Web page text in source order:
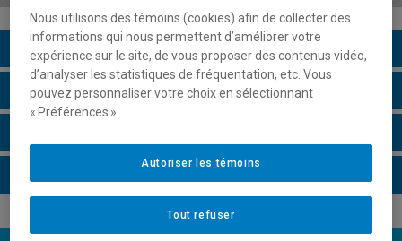
Description du cours
Horaire - Été 2026
Nous utilisons des témoins (cookies) afin de collecter des
informations qui nous permettent d’améliorer votre
expérience sur le site, de vous proposer des contenus vidéo,
d’analyser les statistiques de fréquentation, etc. Vous
pouvez personnaliser votre choix en sélectionnant
« Préférences ».
Tout refuser
Autoriser les témoins